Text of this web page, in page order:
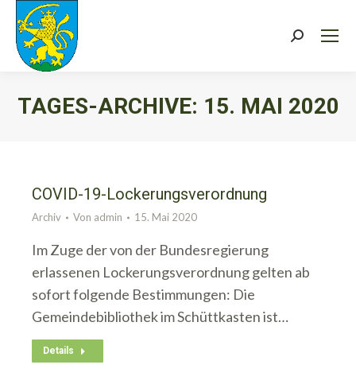
Search:
TAGES-ARCHIVE: 15. MAI 2020
COVID-19-Lockerungsverordnung
Archiv Von admin 15. Mai 2020
Im Zuge der von der Bundesregierung
erlassenen Lockerungsverordnung gelten ab
sofort folgende Bestimmungen: Die
Gemeindebibliothek im Schüttkasten ist…
Details